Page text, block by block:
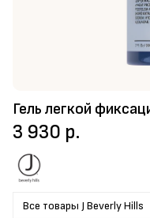
Гель легкой
Все товары J Beverly Hills
3 930 р.